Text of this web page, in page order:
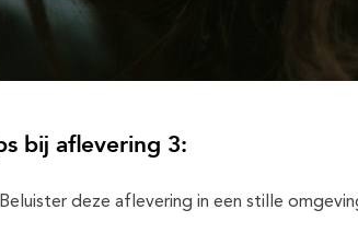
bij aflevering 3:
Beluister deze aflevering in een stille